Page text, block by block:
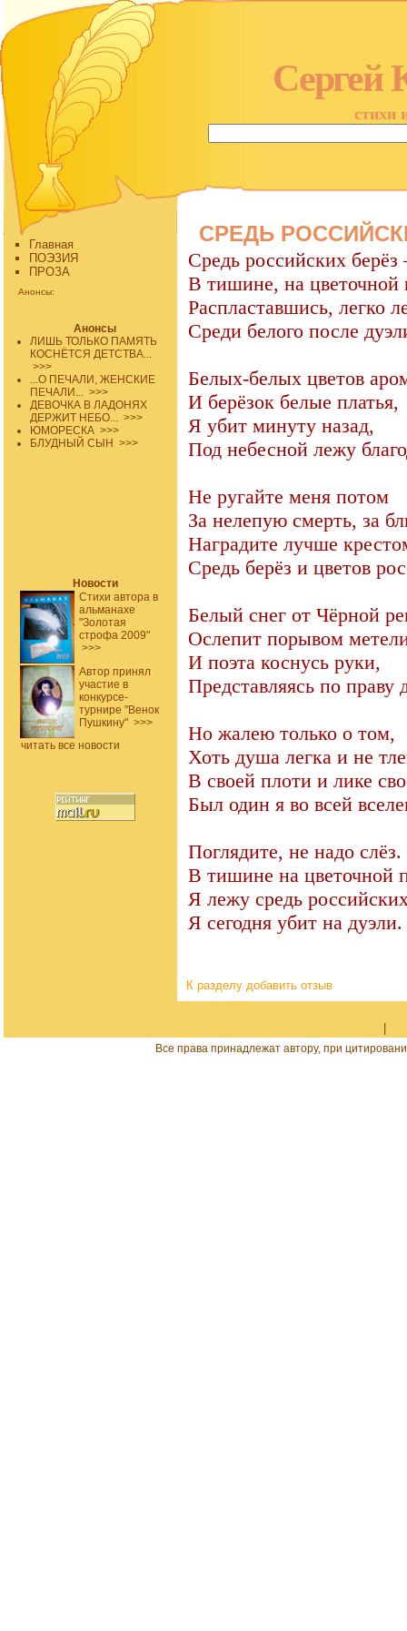
Сергей
стихи
Главная
ПОЭЗИЯ
ПРОЗА
Анонсы:
Анонсы
ЛИШЬ ТОЛЬКО ПАМЯТЬ
КОСНЁТСЯ ДЕТСТВА...
>>>
...О ПЕЧАЛИ, ЖЕНСКИЕ
ПЕЧАЛИ... >>>
ДЕВОЧКА В ЛАДОНЯХ
ДЕРЖИТ НЕБО... >>>
ЮМОРЕСКА >>>
БЛУДНЫЙ СЫН >>>
Новости
Стихи автора в
альманахе
"Золотая
строфа 2009"
>>>
Автор принял
участие в
конкурсе-
турнире "Венок
Пушкину" >>>
читать все новости
СРЕДЬ
Средь российских берёз
В тишине, на цветочной
Распластавшись, легко
Среди белого после
Белых-белых цветов
И берёзок белые платья,
Я убит минуту назад,
Под небесной лежу
Не ругайте меня потом
За нелепую смерть, за
Наградите лучше
Средь берёз и цветов
Белый снег от Чёрной
Ослепит порывом
И поэта коснусь руки,
Представляясь по праву
Но жалею только о том,
Хоть душа легка и не
В своей плоти и лике
Был один я во всей
Поглядите, не надо слёз.
В тишине на цветочной
Я лежу средь
Я сегодня убит на дуэли.
К разделу добавить отзыв
Все права принадлежат автору, при